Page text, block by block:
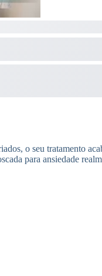
o seu tratamento
para ansiedade